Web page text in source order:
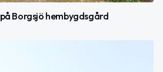
Borgsjö hembygdsgård